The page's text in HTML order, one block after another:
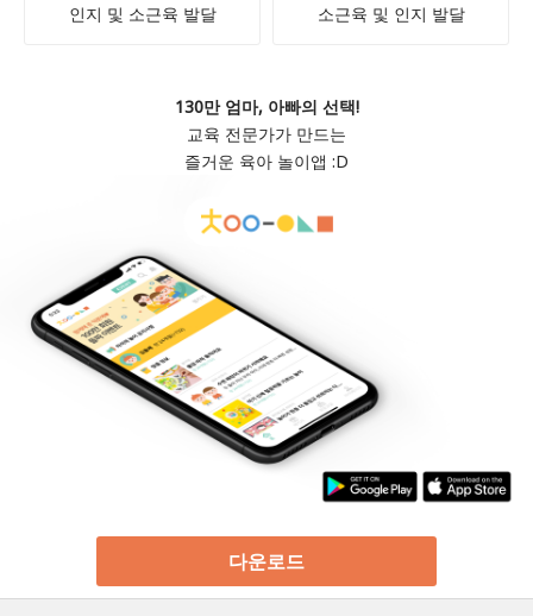
인지 및 소근육 발달 소근육 및 인지 발달
130만 엄마, 아빠의 선택!
교육 전문가가 만드는
즐거운 육아 놀이앱 :D
다운로드